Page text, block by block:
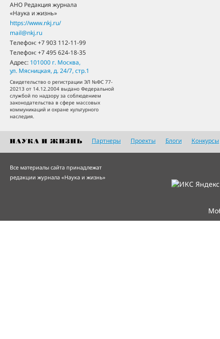
АНО Редакция журнала
«Наука и жизнь»
https://www.nkj.ru/
mail@nkj.ru
Телефон:+7 903 112-11-99
Телефон:+7 495 624-18-35
Адрес: 101000 г. Москва,
ул. Мясницкая, д. 24/7, стр.1
Свидетельство о регистрации ЭЛ №ФС 77-
20213 от 14.12.2004 выдано Федеральной
службой по надзору за соблюдением
законодательства в сфере массовых
коммуникаций и охране культурного
наследия.
Партнеры Проекты Блоги Конкурсы
Все материалы сайта принадлежат
редакции журнала «Наука и жизнь»